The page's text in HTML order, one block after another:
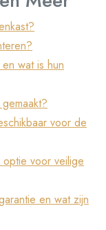
wat is hun
voor de
voor veilige
en wat zijn